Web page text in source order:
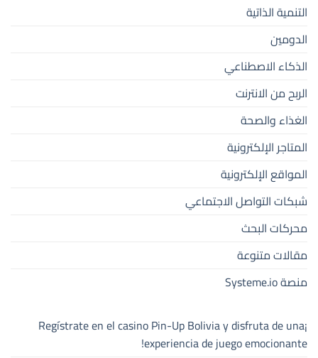
التنمية الذاتية
الدومين
الذكاء الاصطناعي
الربح من الانترنت
الغذاء والصحة
المتاجر الإلكترونية
المواقع الإلكترونية
شبكات التواصل الاجتماعي
محركات البحث
مقالات متنوعة
منصة Systeme.io
¡Regístrate en el casino Pin-Up Bolivia y disfruta de una
experiencia de juego emocionante!